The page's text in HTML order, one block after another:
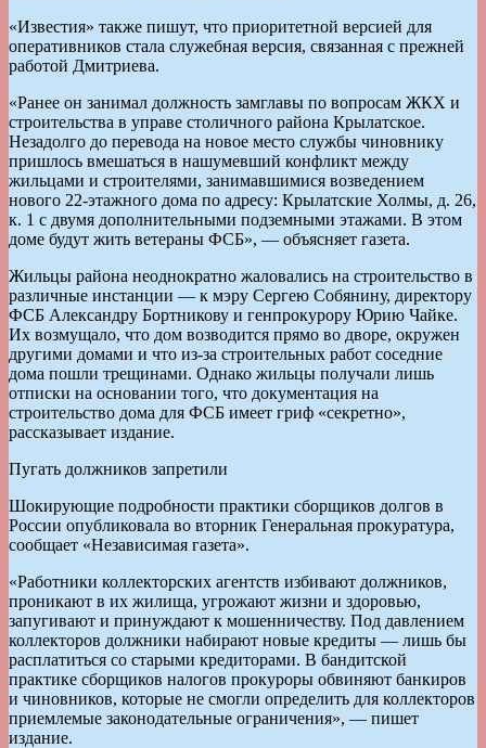
«Известия» также пишут, что приоритетной версией для
оперативников стала служебная версия, связанная с прежней
работой Дмитриева.
«Ранее он занимал должность замглавы по вопросам ЖКХ и
строительства в управе столичного района Крылатское.
Незадолго до перевода на новое место службы чиновнику
пришлось вмешаться в нашумевший конфликт между
жильцами и строителями, занимавшимися возведением
нового 22-этажного дома по адресу: Крылатские Холмы, д. 26,
к. 1 с двумя дополнительными подземными этажами. В этом
доме будут жить ветераны ФСБ», — объясняет газета.
Жильцы района неоднократно жаловались на строительство в
различные инстанции — к мэру Сергею Собянину, директору
ФСБ Александру Бортникову и генпрокурору Юрию Чайке.
Их возмущало, что дом возводится прямо во дворе, окружен
другими домами и что из-за строительных работ соседние
дома пошли трещинами. Однако жильцы получали лишь
отписки на основании того, что документация на
строительство дома для ФСБ имеет гриф «секретно»,
рассказывает издание.
Пугать должников запретили
Шокирующие подробности практики сборщиков долгов в
России опубликовала во вторник Генеральная прокуратура,
сообщает «Независимая газета».
«Работники коллекторских агентств избивают должников,
проникают в их жилища, угрожают жизни и здоровью,
запугивают и принуждают к мошенничеству. Под давлением
коллекторов должники набирают новые кредиты — лишь бы
расплатиться со старыми кредиторами. В бандитской
практике сборщиков налогов прокуроры обвиняют банкиров
и чиновников, которые не смогли определить для коллекторов
приемлемые законодательные ограничения», — пишет
издание.